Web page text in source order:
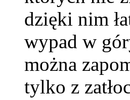
dzięki nim
wypad w
można
tylko z